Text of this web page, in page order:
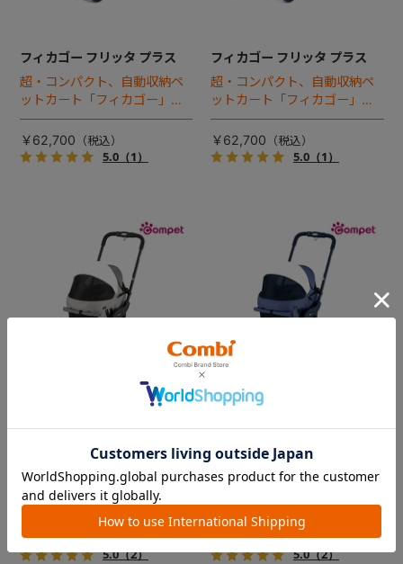
フィカゴー フリッタ プラス
超・コンパクト、自動収納ペ
ットカート「フィカゴー」に
キャビン着脱タイプが新登
場！
￥62,700
5.0（1）
フィカゴー フリッタ プラス
超・コンパクト、自動収納ペ
ットカート「フィカゴー」に
キャビン着脱タイプが新登
場！
￥62,700
5.0（1）
新色登場！幌はファスナー式
でラクラク開閉でき、ワンち
ゃんやネコちゃんの抜け出し
を防止！キャリー部前面にメ
ッシュがプラスされた通気性
￥39,600
5.0（2）
ルファ
新色登場！幌はファスナー式
ゃんやネコちゃんの抜け出し
を防止！キャリー部前面にメ
ッシュがプラスされた通気性
￥39,600
5.0（2）